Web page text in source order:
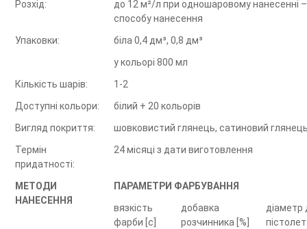
Розхід:
до 12 м²/л при одношаровому нанесенні
способу нанесення
Упаковки:
біла 0,4 дм³, 0,8 дм³
у кольорі 800 мл
Кількість шарів:
1-2
Доступні кольори:
білий + 20 кольорів
Вигляд покриття:
шовковистий глянець, сатиновий
Термін
придатності:
24 місяці з дати виготовлення
МЕТОДИ
НАНЕСЕННЯ
ПАРАМЕТРИ ФАРБУВАННЯ
вязкість
фарби [с]
добавка
розчинника [%]
діаметр